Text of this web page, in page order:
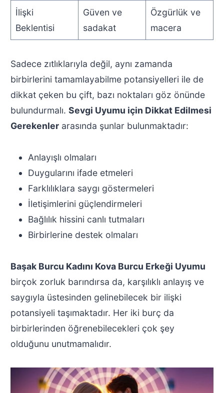
İlişki
Beklentisi
Güven ve
sadakat
Özgürlük ve
macera
Sadece zıtlıklarıyla değil, aynı zamanda
birbirlerini tamamlayabilme potansiyelleri ile de
dikkat çeken bu çift, bazı noktaları göz önünde
bulundurmalı. Sevgi Uyumu için Dikkat Edilmesi
Gerekenlerarasında şunlar bulunmaktadır:
Anlayışlı olmaları
Duygularını ifade etmeleri
Farklılıklara saygı göstermeleri
İletişimlerini güçlendirmeleri
Bağlılık hissini canlı tutmaları
Birbirlerine destek olmaları
Başak Burcu Kadını Kova Burcu Erkeği Uyumu
birçok zorluk barındırsa da, karşılıklı anlayış ve
saygıyla üstesinden gelinebilecek bir ilişki
potansiyeli taşımaktadır. Her iki burç da
birbirlerinden öğrenebilecekleri çok şey
olduğunu unutmamalıdır.